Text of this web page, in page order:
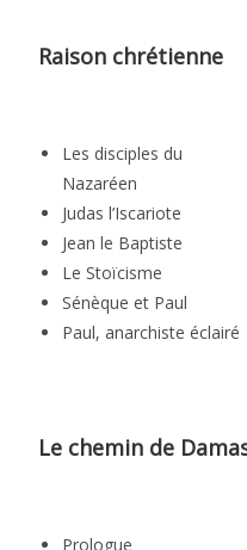
Raison chrétienne
Les disciples du
Nazaréen
Judas l’Iscariote
Jean le Baptiste
Le Stoïcisme
Sénèque et Paul
Paul, anarchiste éclairé
Le chemin de
Prologue